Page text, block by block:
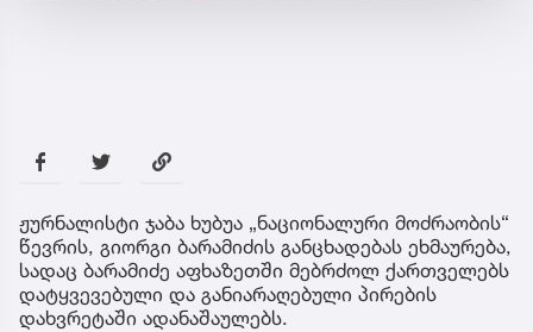
ჟურნალისტი ჯაბა ხუბუა „ნაციონალური მოძრაობის“
წევრის, გიორგი ბარამიძის განცხადებას ეხმაურება,
სადაც ბარამიძე აფხაზეთში მებრძოლ ქართველებს
დატყვევებული და განიარაღებული პირების
დახვრეტაში ადანაშაულებს.